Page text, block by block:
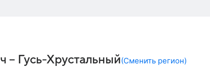
– Гусь-Хрустальный(Сменить регион)